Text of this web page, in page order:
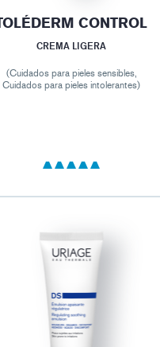
CONTROL
CREMA LIGERA
(Cuidados para pieles sensibles,
Cuidados para pieles intolerantes)